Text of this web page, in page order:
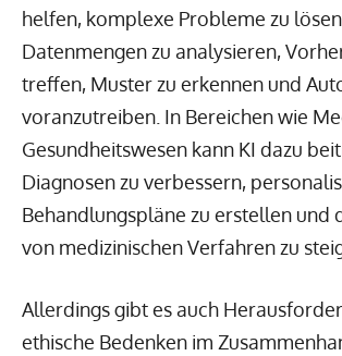
helfen, komplexe Probleme zu
Datenmengen zu analysieren,
treffen, Muster zu erkennen und
voranzutreiben. In Bereichen wie
Gesundheitswesen kann KI dazu
Diagnosen zu verbessern,
Behandlungspläne zu erstellen und
von medizinischen Verfahren zu
Allerdings gibt es auch
ethische Bedenken im